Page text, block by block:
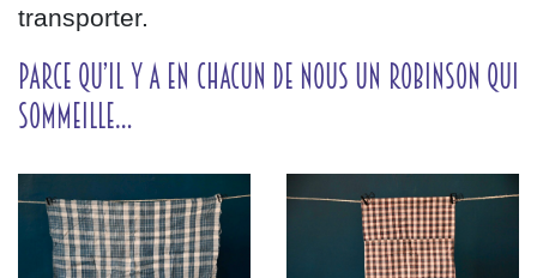
transporter.
Parce qu’il y a en chacun de nous un Robinson qui
sommeille…